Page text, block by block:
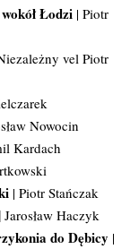
Łodzi | Piotr
vel Piotr
Nowocin
Kardach
| Piotr Stańczak
Jarosław Haczyk
do Dębicy |